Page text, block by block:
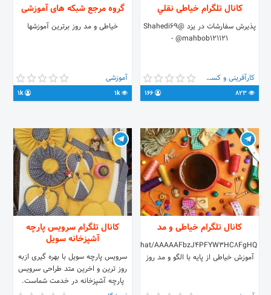
کانال تلگرام خیاطی نقلي
پذیرش سفارشات در یزد @Shahedi69
- @mahbob121121
کارآفرینی و کسب و کار
گروه مرجع شبکه های آموزشی
خیاطی و مد روز برترین آموزشها
آموزشی
1k
1k
کانال تلگرام خیاطی و مد
https://t.me/joinchat/AAAAAFbzJ4PFYW3HC8FgHQ
آموزش خیاطی از پایه با الگو و مد روز
کانال تلگرام سرویس پارچه
آشپزخانه سویل
سرویس پارچه سویل با بهره گیری ازبه
روز ترین و اخرین متد طراحی سرویس
پارچه آشپزخانه در خدمت شماست.